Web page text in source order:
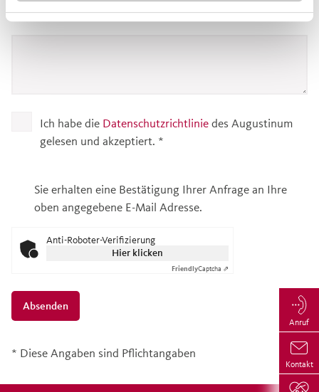
Anruf
Kontakt
Meine Nachricht:
Ich habe die Datenschutzrichtliniedes Augustinum
gelesen und akzeptiert. *
Sie erhalten eine Bestätigung Ihrer Anfrage an Ihre
oben angegebene E-Mail Adresse.
Anti-Roboter-Verifizierung
Hier klicken
FriendlyCaptcha ⇗
Absenden
* Diese Angaben sind Pflichtangaben